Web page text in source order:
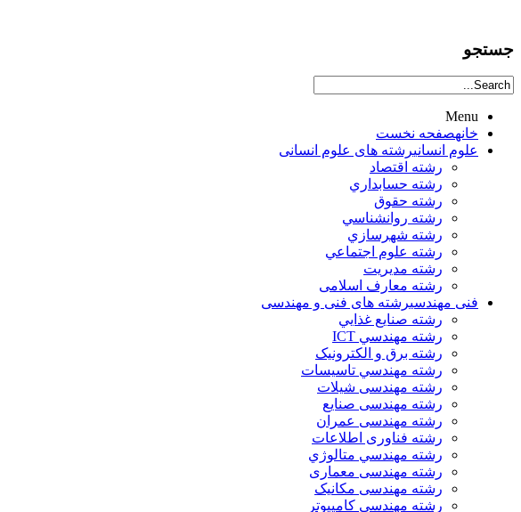
جستجو
Menu
خانهصفحه نخست
علوم انسانيرشته های علوم انسانی
رشته اقتصاد
رشته حسابداري
رشته حقوق
رشته روانشناسي
رشته شهرسازي
رشته علوم اجتماعي
رشته مديريت
رشته معارف اسلامی
فنی مهندسیرشته های فنی و مهندسی
رشته صنايع غذايي
رشته مهندسي ICT
رشته برق و الکترونيک
رشته مهندسي تاسيسات
رشته مهندسی شیلات
رشته مهندسی صنایع
رشته مهندسی عمران
رشته فناوری اطلاعات
رشته مهندسي متالوژي
رشته مهندسی معماری
رشته مهندسی مکانیک
رشته مهندسی کامپیوتر